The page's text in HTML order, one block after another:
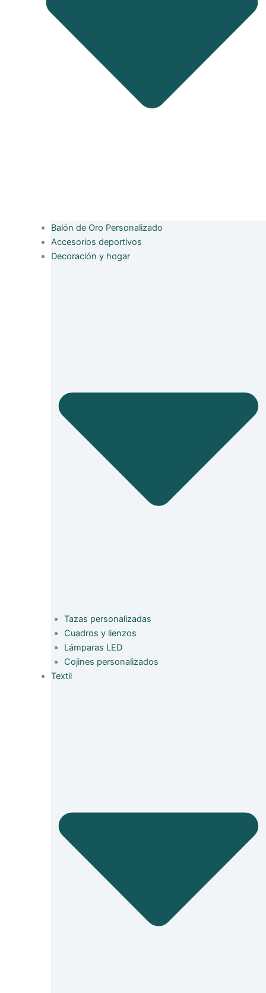
Balón de Oro Personalizado
Accesorios deportivos
Decoración y hogar
Tazas personalizadas
Cuadros y lienzos
Lámparas LED
Cojines personalizados
Textil